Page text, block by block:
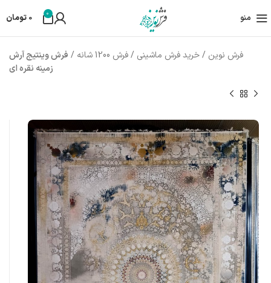
منو 0
0 تومان
فرش نوین /خرید فرش ماشینی /فرش 1200 شانه / فرش وینتیج آرش
زمینه نقره ای